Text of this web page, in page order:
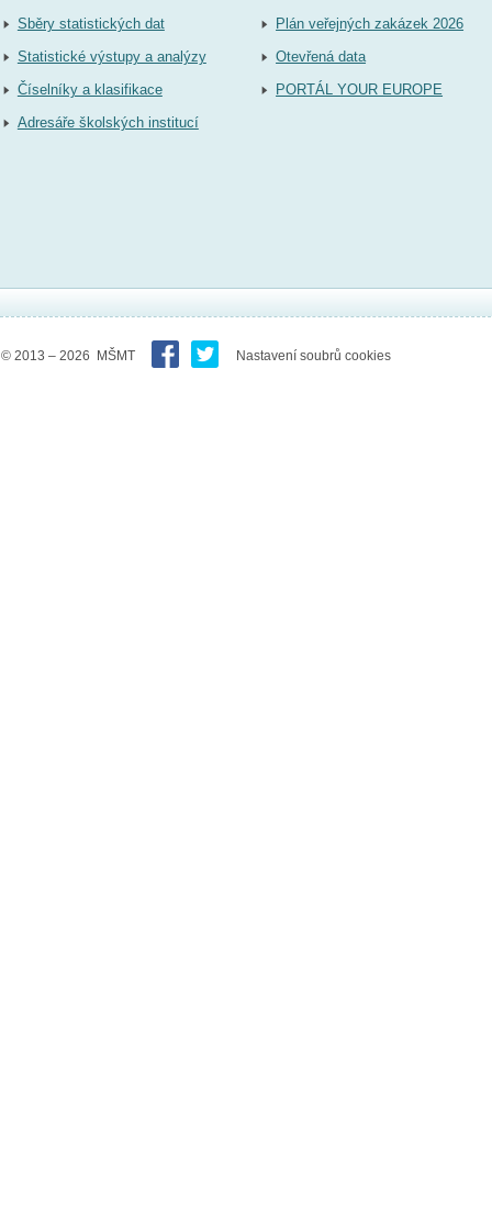
Sběry statistických dat
Statistické výstupy a analýzy
Číselníky a klasifikace
Adresáře školských institucí
Plán veřejných zakázek 2026
Otevřená data
PORTÁL YOUR EUROPE
© 2013 – 2026 MŠMT Nastavení soubrů cookies